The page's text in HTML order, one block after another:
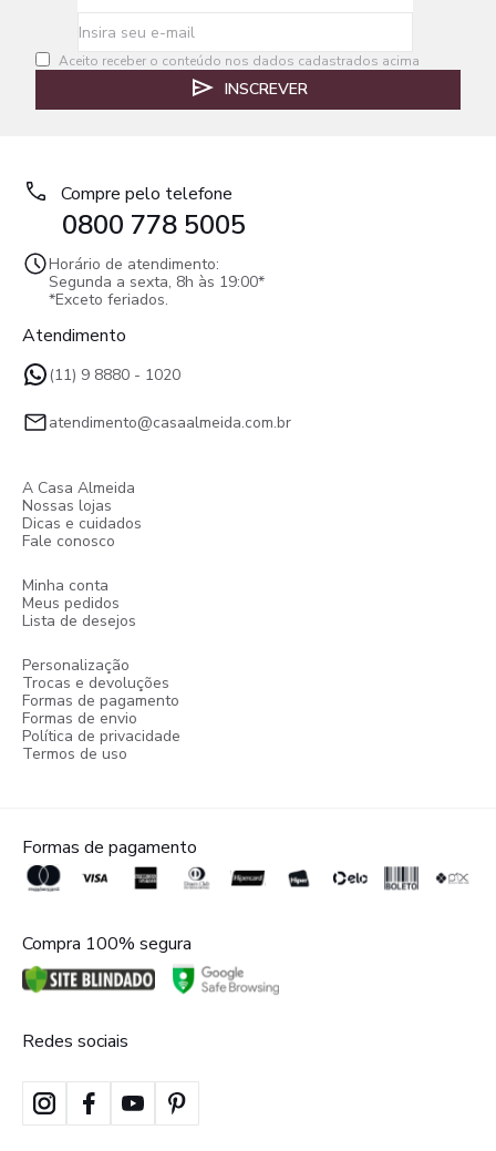
Aceito receber o conteúdo nos dados cadastrados acima
INSCREVER
Compre pelo telefone
0800 778 5005
Horário de atendimento:
Segunda a sexta, 8h às 19:00*
*Exceto feriados.
Atendimento
(11) 9 8880 - 1020
atendimento@casaalmeida.com.br
A Casa Almeida
Nossas lojas
Dicas e cuidados
Fale conosco
Minha conta
Meus pedidos
Lista de desejos
Personalização
Trocas e devoluções
Formas de pagamento
Formas de envio
Política de privacidade
Termos de uso
Formas de pagamento
Compra 100% segura
Redes sociais